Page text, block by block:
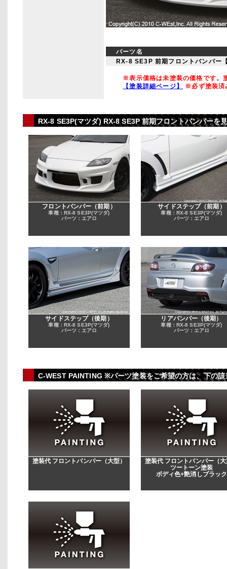
パーツ名
RX-8 SE3P 前期フロントバンパー
※表示価格は未塗装の価格です。
【塗装詳細ページ】
※必ず塗装済
RX-8 SE3P(マツダ) RX-8 SE3P 前期フロントバンパーを
フロントバンパー（前期）
車種：RX-8 SE3P(マツダ)
パーツ：エアロ
サイドステップ（前期）
車種：RX-8 SE3P(マツダ)
パーツ：エアロ
サイドステップ（後期）
車種：RX-8 SE3P(マツダ)
パーツ：エアロ
リアバンパー（後期）
車種：RX-8 SE3P(マツダ)
パーツ：エアロ
C-WEST PAINTING ※パーツ塗装をご希望の方は、下の
塗装代 フロントバンパー（大型）
塗装代 フロントバンパー（
ツートーン塗装
ボディ色+艶消しブラック